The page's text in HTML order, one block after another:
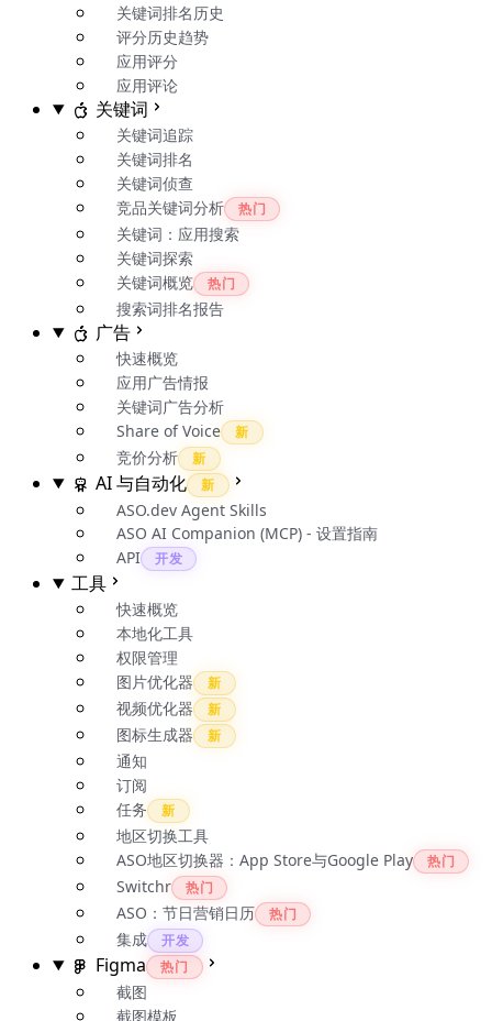
关键词排名历史
评分历史趋势
应用评分
应用评论
关键词
关键词追踪
关键词排名
关键词侦查
竞品关键词分析
热门
关键词：应用搜索
关键词探索
关键词概览
热门
搜索词排名报告
广告
快速概览
应用广告情报
关键词广告分析
Share of Voice
新
竞价分析 新
AI 与自动化 新
ASO.dev Agent Skills
ASO AI Companion (MCP) - 设置指南
API
开发
工具
快速概览
本地化工具
权限管理
图片优化器
新
视频优化器 新
图标生成器 新
通知
订阅
任务
新
地区切换工具
ASO地区切换器：App Store与Google Play
热门
Switchr 热门
ASO：节日营销日历 热门
集成 开发
Figma 热门
截图
截图模板